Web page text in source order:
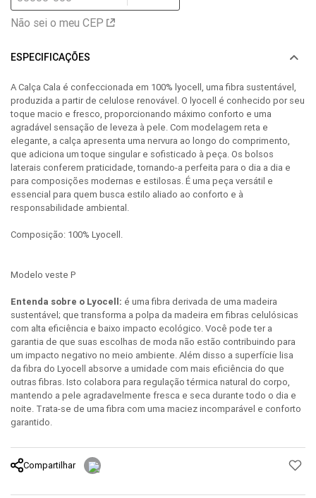
Não sei o meu CEP
ESPECIFICAÇÕES
A Calça Cala é confeccionada em 100% lyocell, uma fibra sustentável,
produzida a partir de celulose renovável. O lyocell é conhecido por seu
toque macio e fresco, proporcionando máximo conforto e uma
agradável sensação de leveza à pele. Com modelagem reta e
elegante, a calça apresenta uma nervura ao longo do comprimento,
que adiciona um toque singular e sofisticado à peça. Os bolsos
laterais conferem praticidade, tornando-a perfeita para o dia a dia e
para composições modernas e estilosas. É uma peça versátil e
essencial para quem busca estilo aliado ao conforto e à
responsabilidade ambiental.
Composição: 100% Lyocell.
Modelo veste P
Entenda sobre o Lyocell: é uma fibra derivada de uma madeira
sustentável; que transforma a polpa da madeira em fibras celulósicas
com alta eficiência e baixo impacto ecológico. Você pode ter a
garantia de que suas escolhas de moda não estão contribuindo para
um impacto negativo no meio ambiente. Além disso a superfície lisa
da fibra do Lyocell absorve a umidade com mais eficiência do que
outras fibras. Isto colabora para regulação térmica natural do corpo,
mantendo a pele agradavelmente fresca e seca durante todo o dia e
noite. Trata-se de uma fibra com uma maciez incomparável e conforto
garantido.
Compartilhar